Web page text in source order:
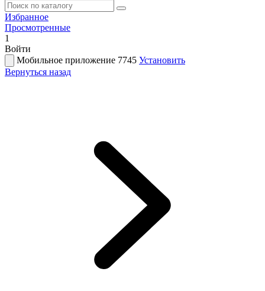
Избранное
Просмотренные
1
Войти
Мобильное приложение 7745 Установить
Вернуться назад